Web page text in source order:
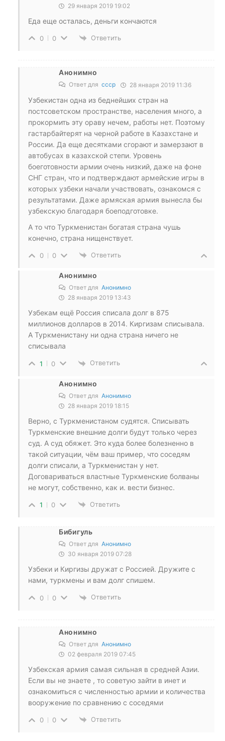
29 января 2019 19:02
Еда еще осталась, деньги кончаются
0 0 Ответить
Анонимно
Ответ для ссср 28 января 2019 11:36
Узбекистан одна из беднейших стран на
постсоветском пространстве, населения много, а
прокормить эту ораву нечем, работы нет. Поэтому
гастарбайтерят на черной работе в Казахстане и
России. Да еще десятками сгорают и замерзают в
автобусах в казахской степи. Уровень
боеготовности армии очень низкий, даже на фоне
СНГ стран, что и подтверждают армейские игры в
которых узбеки начали участвовать, ознакомся с
результатами. Даже армяская армия вынесла бы
узбекскую благодаря боеподготовке.
А то что Туркменистан богатая страна чушь
конечно, страна нищенствует.
0 0 Ответить
Анонимно
Ответ для Анонимно
28 января 2019 13:43
Узбекам ещё Россия списала долг в 875
миллионов долларов в 2014. Киргизам списывала.
А Туркменистану ни одна страна ничего не
списывала
1 0 Ответить
Анонимно
Ответ для Анонимно
28 января 2019 18:15
Верно, с Туркменистаном судятся. Списывать
Туркменские внешние долги будут только через
суд. А суд обяжет. Это куда более болезненно в
такой ситуации, чём ваш пример, что соседям
долги списали, а Туркменистан у нет.
Договариваться властные Туркменские болваны
не могут, собственно, как и. вести бизнес.
1 0 Ответить
Бибигуль
Ответ для Анонимно
30 января 2019 07:28
Узбеки и Киргизы дружат с Россией. Дружите с
нами, туркмены и вам долг спишем.
0 0 Ответить
Анонимно
Ответ для Анонимно
02 февраля 2019 07:45
Узбекская армия самая сильная в средней Азии.
Если вы не знаете , то советую зайти в инет и
ознакомиться с численностью армии и количества
вооружение по сравнению с соседями
0 0 Ответить